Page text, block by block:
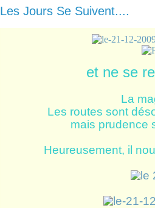
Les Jours Se Suivent....
et ne se
La
Les routes sont
mais prudence
Heureusement, il